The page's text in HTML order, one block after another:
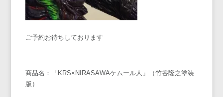
ご予約お待ちしております
商品名：「KRS×NIRASAWAケムール人」（竹谷隆之塗装
版）